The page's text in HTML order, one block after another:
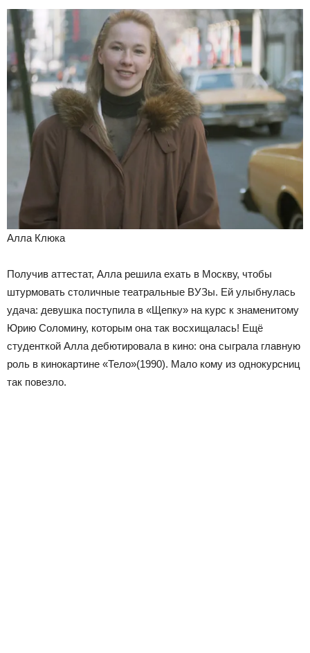
Алла Клюка
Получив аттестат, Алла решила ехать в Москву, чтобы
штурмовать столичные театральные ВУЗы. Ей улыбнулась
удача: девушка поступила в «Щепку» на курс к знаменитому
Юрию Соломину, которым она так восхищалась! Ещё
студенткой Алла дебютировала в кино: она сыграла главную
роль в кинокартине «Тело»(1990). Мало кому из однокурсниц
так повезло.